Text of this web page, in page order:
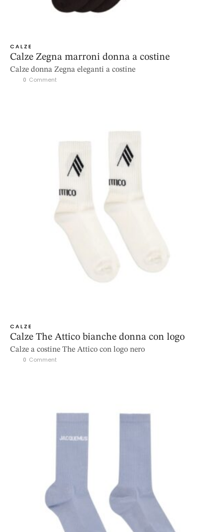
CALZE
Calze Zegna marroni donna a costine
Calze donna Zegna eleganti a costine
0 Comment
CALZE
Calze The Attico bianche donna con logo
Calze a costine The Attico con logo nero
0 Comment